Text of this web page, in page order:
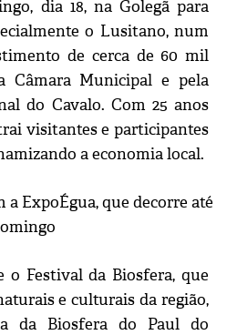
dia 18, na Golegã para
o Lusitano, num
de cerca de 60 mil
Câmara Municipal e pela
do Cavalo. Com 25 anos
visitantes e participantes
a economia local.
o Festival da Biosfera, que
e culturais da região,
da Biosfera do Paul do